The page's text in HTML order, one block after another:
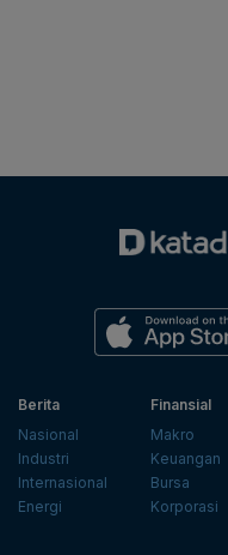
Berita
Nasional
Industri
Internasional
Energi
Finansial
Makro
Keuangan
Bursa
Korporasi